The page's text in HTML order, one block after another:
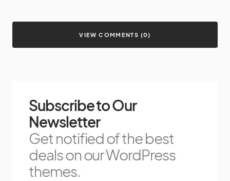
VIEW COMMENTS (0)
Subscribe to Our
Newsletter
Get notified of the best
deals on our WordPress
themes.